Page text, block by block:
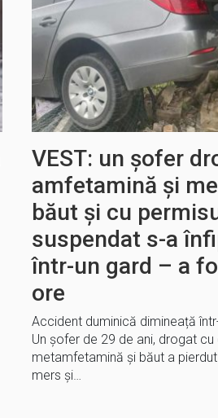
VEST: un șofer
amfetamină și
băut și cu
suspendat s-a
într-un gard – a
ore
Accident duminică dimineață
Un șofer de 29 de ani, drogat
metamfetamină și băut a
mers și…